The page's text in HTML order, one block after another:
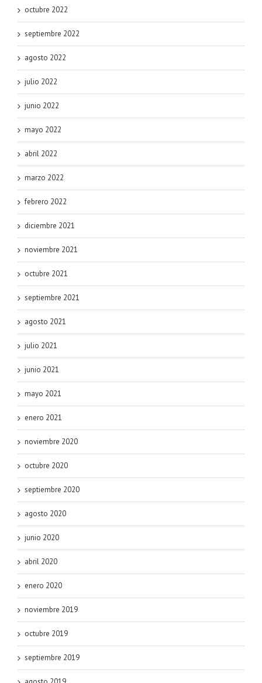
octubre 2022
septiembre 2022
agosto 2022
julio 2022
junio 2022
mayo 2022
abril 2022
marzo 2022
febrero 2022
diciembre 2021
noviembre 2021
octubre 2021
septiembre 2021
agosto 2021
julio 2021
junio 2021
mayo 2021
enero 2021
noviembre 2020
octubre 2020
septiembre 2020
agosto 2020
junio 2020
abril 2020
enero 2020
noviembre 2019
octubre 2019
septiembre 2019